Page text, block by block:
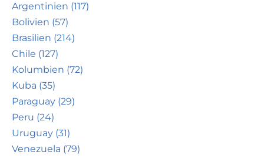
Argentinien (117)
Bolivien (57)
Brasilien (214)
Chile (127)
Kolumbien (72)
Kuba (35)
Paraguay (29)
Peru (24)
Uruguay (31)
Venezuela (79)